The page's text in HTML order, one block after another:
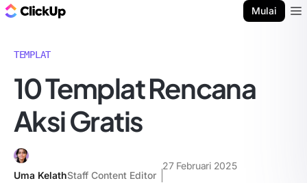
Mulai
TEMPLAT
10 Templat Rencana
Aksi Gratis
Uma KelathStaff Content Editor
27 Februari 2025